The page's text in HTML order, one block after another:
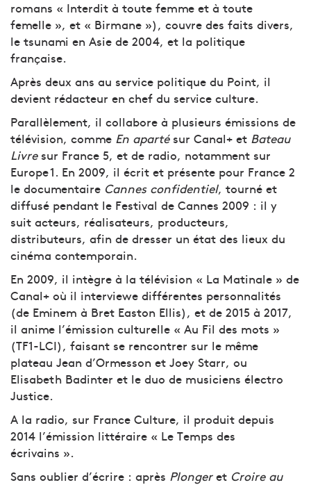
romans « Interdit à toute femme et à toute
femelle », et « Birmane »), couvre des faits divers,
le tsunami en Asie de 2004, et la politique
française.
Après deux ans au service politique du Point, il
devient rédacteur en chef du service culture.
Parallèlement, il collabore à plusieurs émissions de
télévision, comme En apartésur Canal+ et Bateau
Livresur France 5, et de radio, notamment sur
Europe 1. En 2009, il écrit et présente pour France 2
le documentaire Cannes confidentiel, tourné et
diffusé pendant le Festival de Cannes 2009 : il y
suit acteurs, réalisateurs, producteurs,
distributeurs, afin de dresser un état des lieux du
cinéma contemporain.
En 2009, il intègre à la télévision « La Matinale » de
Canal+ où il interviewe différentes personnalités
(de Eminem à Bret Easton Ellis), et de 2015 à 2017,
il anime l’émission culturelle « Au Fil des mots »
(TF1-LCI), faisant se rencontrer sur le même
plateau Jean d’Ormesson et Joey Starr, ou
Elisabeth Badinter et le duo de musiciens électro
Justice.
A la radio, sur France Culture, il produit depuis
2014 l’émission littéraire « Le Temps des
écrivains ».
Sans oublier d’écrire : après Plongeret Croire au